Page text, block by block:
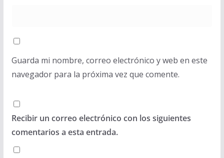
Guarda mi nombre, correo electrónico y web en este
navegador para la próxima vez que comente.
Recibir un correo electrónico con los siguientes
comentarios a esta entrada.